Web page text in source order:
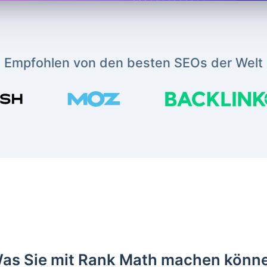
Empfohlen von den besten SEOs der Welt
Sie mit Rank Math machen